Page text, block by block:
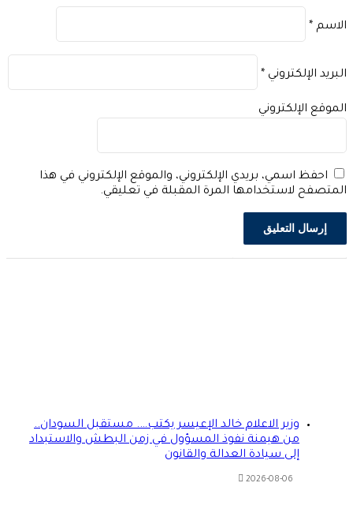
*
الإلكتروني*
الإلكتروني
احفظ اسمي، بريدي الإلكتروني، والموقع الإلكتروني في هذا
لاستخدامها المرة المقبلة في تعليقي.
وزير الاعلام خالد الإعيسر يكتب…. مستقبل السودان..
من هيمنة نفوذ المسؤول في زمن البطش والاستبداد
إلى سيادة العدالة والقانون
2026-08-06